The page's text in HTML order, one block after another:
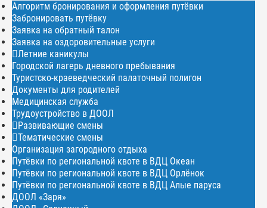
Алгоритм бронирования и оформления путёвки
Забронировать путёвку
Заявка на обратный талон
Заявка на оздоровительные услуги
Летние каникулы
Городской лагерь дневного пребывания
Туристско-краеведческий палаточный полигон
Документы для родителей
Медицинская служба
Трудоустройство в ДООЛ
Развивающие смены
Тематические смены
Организация загородного отдыха
Путёвки по региональной квоте в ВДЦ Океан
Путёвки по региональной квоте в ВДЦ Орлёнок
Путёвки по региональной квоте в ВДЦ Алые паруса
ДООЛ «Заря»